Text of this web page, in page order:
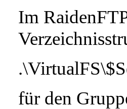
Im
für den